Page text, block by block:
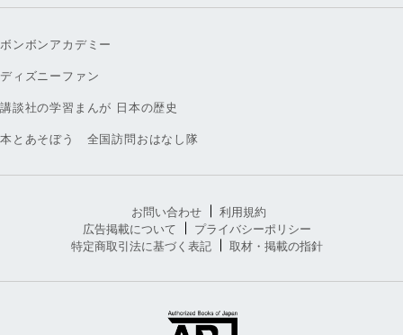
ボンボンアカデミー
ディズニーファン
講談社の学習まんが 日本の歴史
本とあそぼう 全国訪問おはなし隊
お問い合わせ
利用規約
広告掲載について
プライバシーポリシー
特定商取引法に基づく表記
取材・掲載の指針